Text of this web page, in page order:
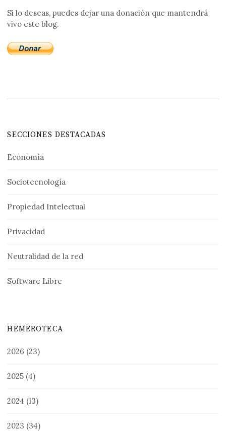
Si lo deseas, puedes dejar una donación que mantendrá
vivo este blog.
SECCIONES DESTACADAS
Economía
Sociotecnología
Propiedad Intelectual
Privacidad
Neutralidad de la red
Software Libre
HEMEROTECA
2026 (23)
2025 (4)
2024 (13)
2023 (34)